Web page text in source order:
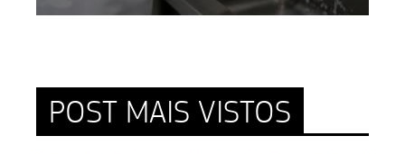
POST MAIS VISTOS